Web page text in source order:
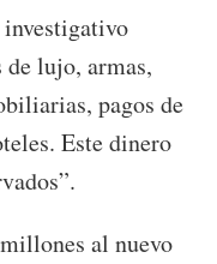
investigativo
lujo, armas,
pagos de
Este dinero
al nuevo